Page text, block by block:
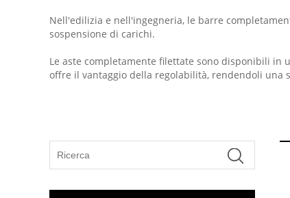
Nell'edilizia e nell'ingegneria, le barre
sospensione di carichi.
Le aste completamente filettate sono disponibili in
offre il vantaggio della regolabilità, rendendoli una